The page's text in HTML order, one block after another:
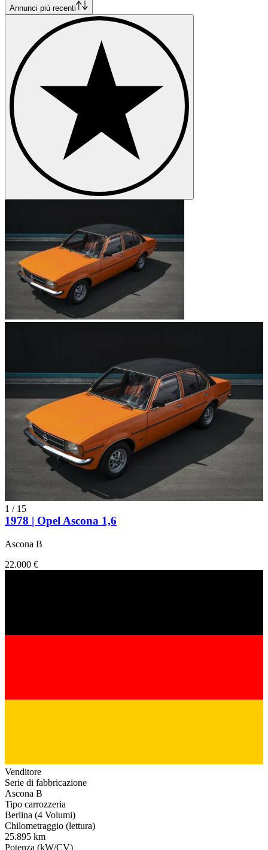
Annunci più recenti
1 / 15
1978 | Opel Ascona 1,6
Ascona B
22.000 €
Venditore
Serie di fabbricazione
Ascona B
Tipo carrozzeria
Berlina (4 Volumi)
Chilometraggio (lettura)
25.895 km
Potenza (kW/CV)